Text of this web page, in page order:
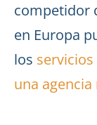
competidor
en Europa
los
una